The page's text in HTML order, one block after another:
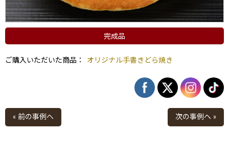
完成品
ご購入いただいた商品： オリジナル手書きどら焼き
« 前の事例へ 次の事例へ »